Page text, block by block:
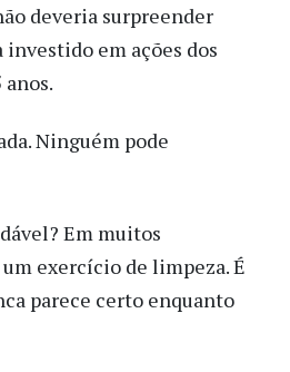
deveria surpreender
em ações dos
Ninguém pode
Em muitos
exercício de limpeza. É
parece certo enquanto